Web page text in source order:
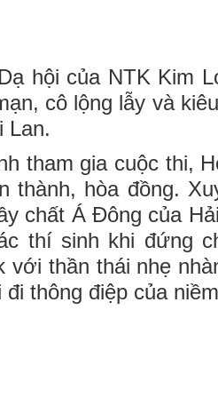
hội của NTK Kim
cô lộng lẫy và
Lan.
tham gia cuộc thi,
thành, hòa đồng.
chất Á Đông của
thí sinh khi đứng
với thần thái nhẹ
thông điệp của